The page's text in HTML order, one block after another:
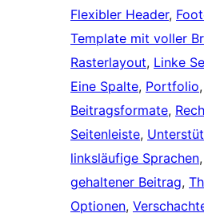
Flexibler Header,
Template mit voller
Rasterlayout, Linke
Eine Spalte, Portfolio
Beitragsformate,
Seitenleiste,
linksläufige Sprachen,
gehaltener Beitrag,
Optionen,